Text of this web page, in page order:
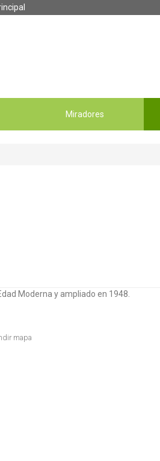
Miradores
Moderna y ampliado en 1948.
mapa